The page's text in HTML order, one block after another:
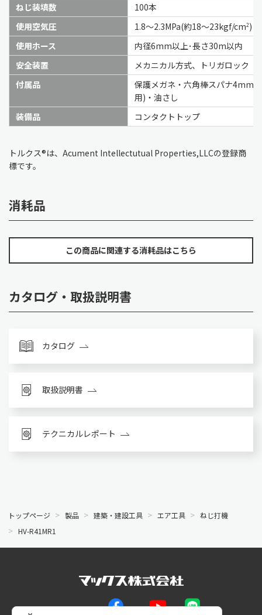
ねじ装填数
100本
使用空気圧
1.8～2.3MPa(約18～23kgf/cm2)
使用ホース
内径6mm以上･長さ30m以内
安全装置
メカニカル方式、トリガロック
付属品
保護メガネ・六角棒スパナ4mm
用)・油さし
装備品
コンタクトトップ
トルクス®は、Acument Intellectutual Properties,LLCの登録商
標です。
消耗品
この商品に関連する消耗品はこちら
カタログ・取扱説明書
カタログ
取扱説明書
テクニカルレポート
トップページ 製品 建築・建設工具 エア工具
ねじ打機
HV-R41MR1